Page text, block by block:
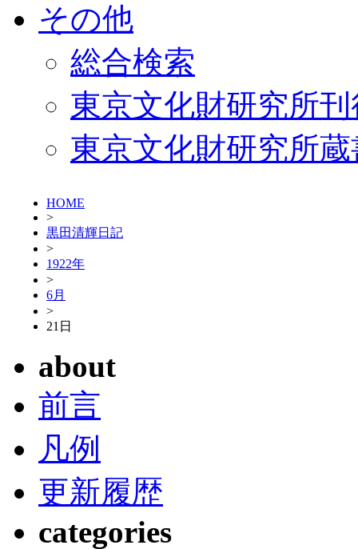
その他
総合検索
東京文化財研究所
東京文化財研究所
HOME
>
黒田清輝日記
>
1922年
>
6月
>
21日
about
前言
凡例
更新履歴
categories